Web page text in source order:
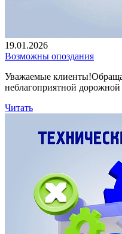
19.01.2026
Возможны опоздания
Уважаемые
неблагоприятной дорожной
Читать